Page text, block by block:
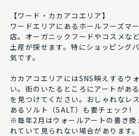
【ワード・カカアコエリア】
ワードエリアにあるホールフーズマ
店。オーガニックフードやコスメな
土産が探せます。特にショッピング
気です。
カカアコエリアにはSNS映えするウ
い。街のいたるところにアートがあ
を見つけてください。おしゃれなレ
あるソルト（SALT）も要チェック!
※毎年2月はウォールアートの書き換
れていて見られない場合があります。